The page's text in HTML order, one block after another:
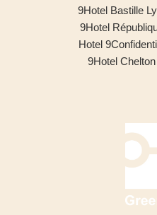
9Hotel Bastille
9Hotel
Hotel
9Hotel Chelton